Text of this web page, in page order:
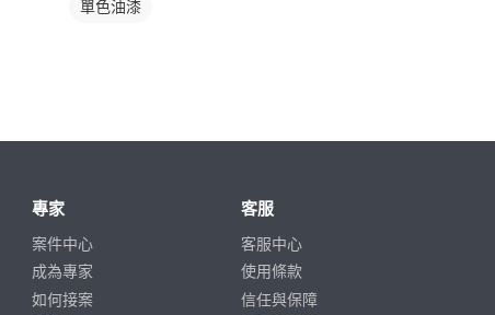
單色油漆
專家
案件中心
成為專家
如何接案
客服
客服中心
使用條款
信任與保障